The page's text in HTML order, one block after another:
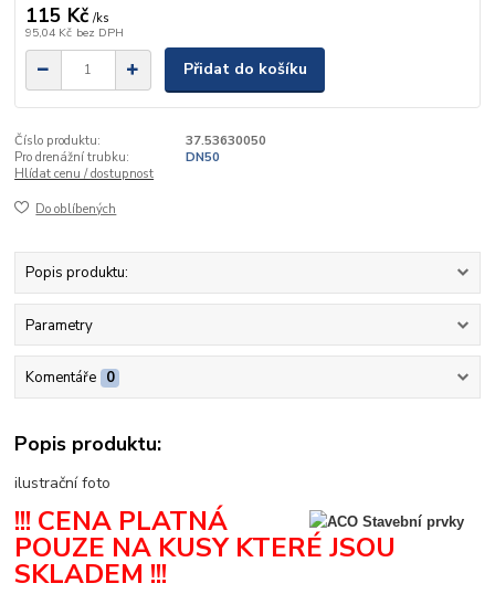
115 Kč /ks
95,04 Kč bez DPH
Přidat do košíku
Číslo produktu:
37.53630050
Pro drenážní trubku:
DN50
Hlídat cenu / dostupnost
Do oblíbených
Popis produktu:
Parametry
Komentáře 0
Popis produktu:
ilustrační foto
!!! CENA PLATNÁ
POUZE NA KUSY KTERÉ JSOU
SKLADEM !!!